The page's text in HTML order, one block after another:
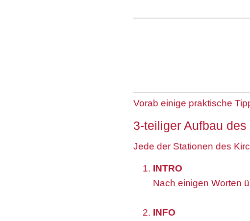
Vorab einige praktische
3-teiliger Aufbau
Jede der Stationen des
INTRO
Nach einigen Worten
INFO